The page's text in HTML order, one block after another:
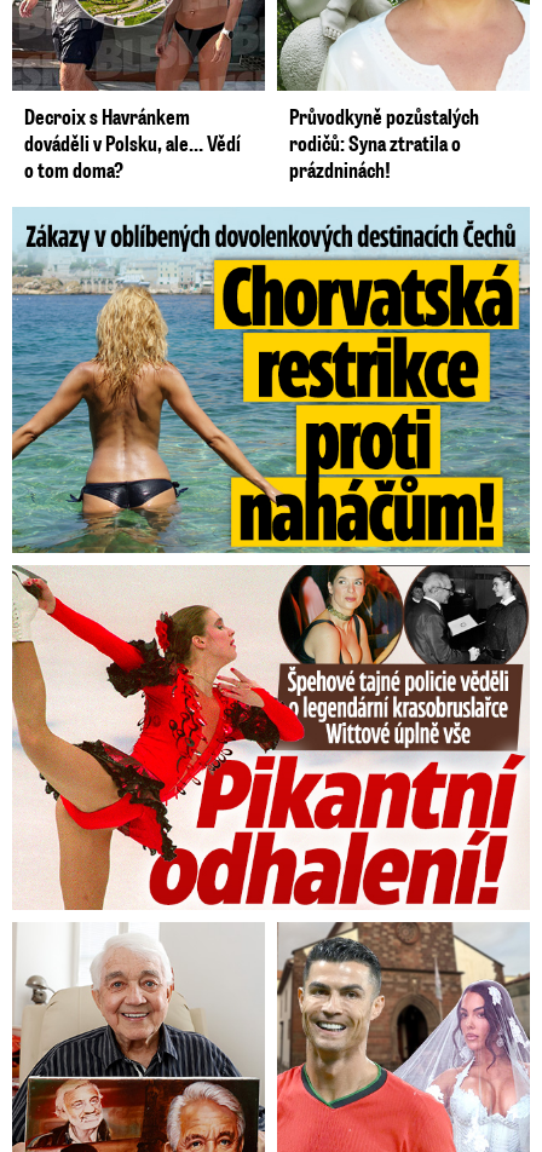
Decroix s Havránkem
dováděli v Polsku, ale… Vědí
o tom doma?
Průvodkyně pozůstalých
rodičů: Syna ztratila o
prázdninách!
Zákazy v dovolenkových rájích: Restrikce proti naháčům!
Tajná policie špehovala krasobruslařku Wittovou: Pikantní ...